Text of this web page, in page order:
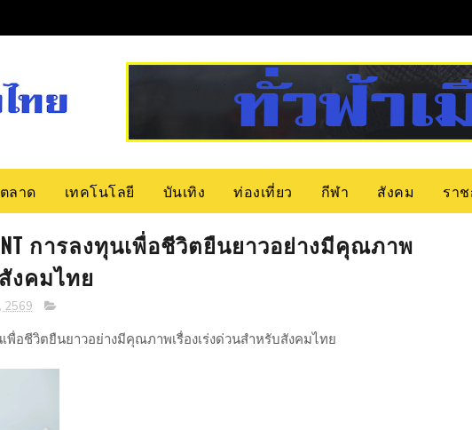
ลาด เทคโนโลยี บันเทิง ท่องเที่ยว กีฬา สังคม รา
การลงทุนเพื่อชีวิตยืนยาวอย่างมีคุณภาพ
งคมไทย
2569
พื่อชีวิตยืนยาวอย่างมีคุณภาพเรื่องเร่งด่วนสำหรับสังคมไทย